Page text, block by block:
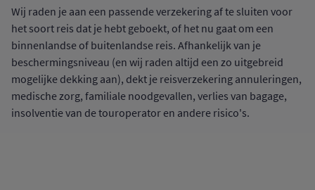
Wij raden je aan een passende verzekering af te sluiten voor
het soort reis dat je hebt geboekt, of het nu gaat om een
binnenlandse of buitenlandse reis. Afhankelijk van je
beschermingsniveau (en wij raden altijd een zo uitgebreid
mogelijke dekking aan), dekt je reisverzekering annuleringen,
medische zorg, familiale noodgevallen, verlies van bagage,
insolventie van de touroperator en andere risico's.